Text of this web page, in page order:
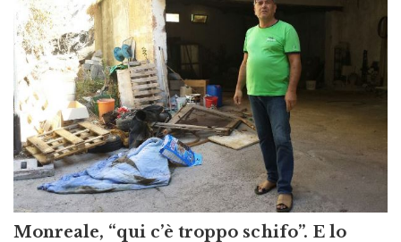
Monreale, “qui c’è troppo schifo”. E lo
sgombero dell’Acetilene viene rinviato